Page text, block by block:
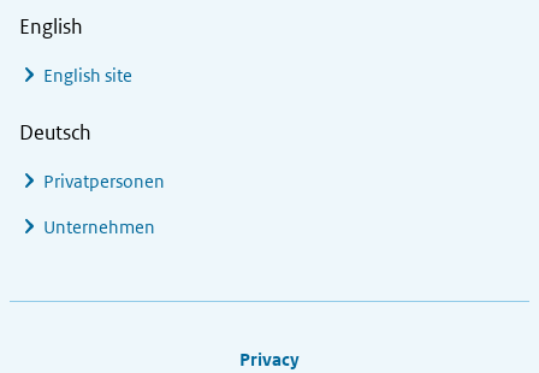
English
English site
Deutsch
Privatpersonen
Unternehmen
Privacy